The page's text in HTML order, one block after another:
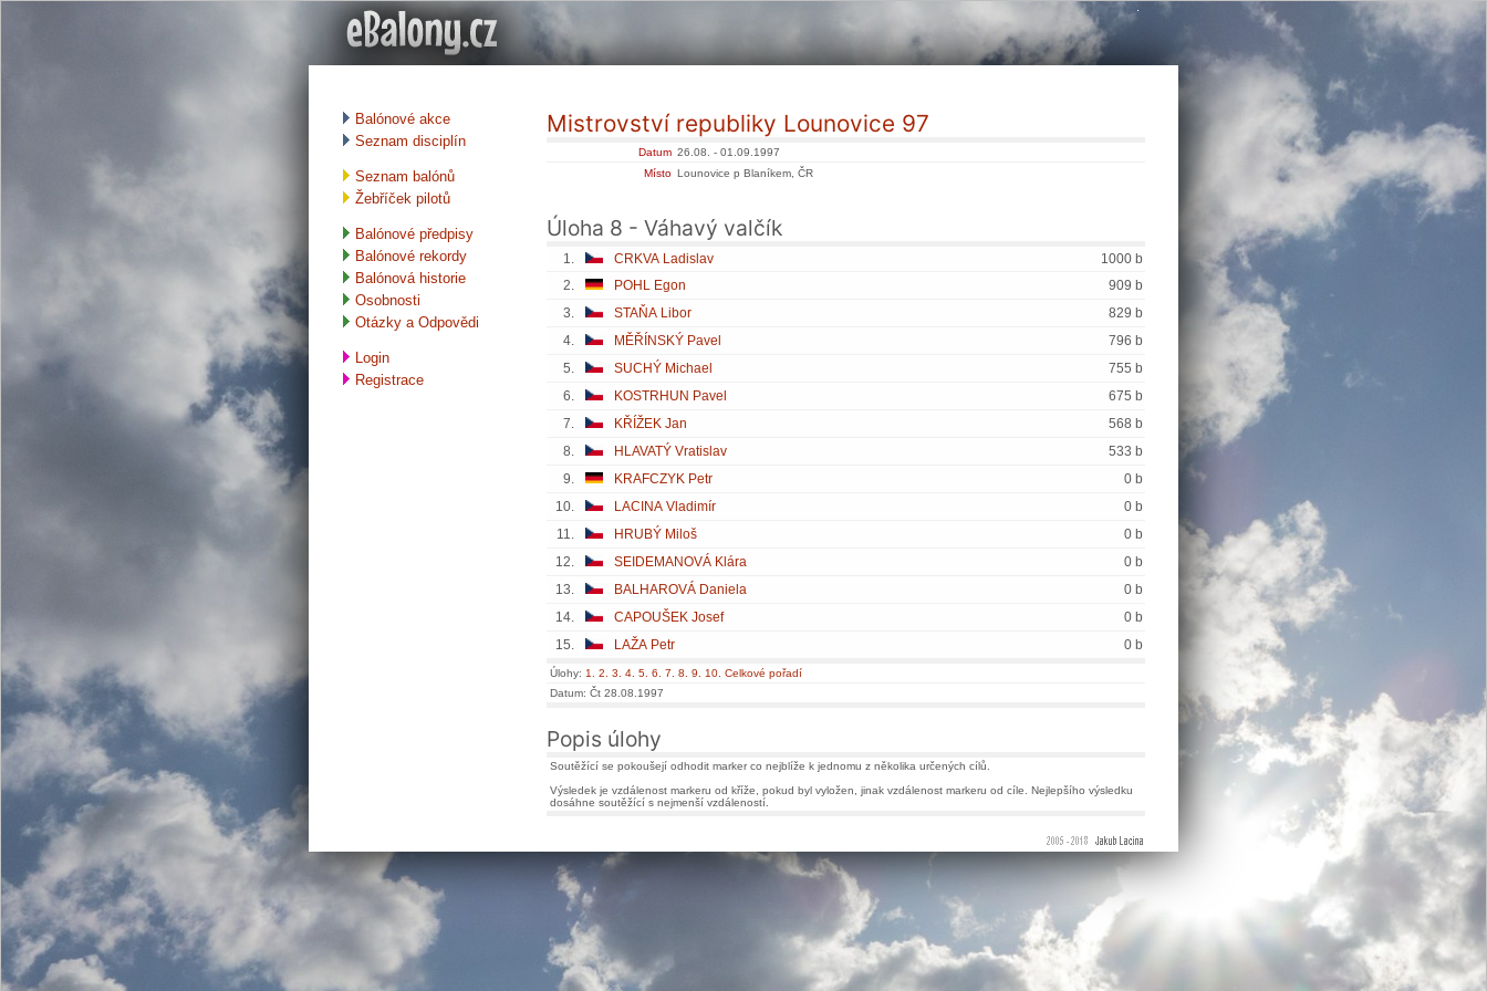
Balónové akce
Seznam disciplín
Seznam balónů
Žebříček pilotů
Balónové předpisy
Balónové rekordy
Balónová historie
Osobnosti
Otázky a Odpovědi
Login
Registrace
Mistrovství republiky Lounovice 97
Datum 26.08. - 01.09.1997
Místo Lounovice p Blaníkem, ČR
Úloha 8 - Váhavý valčík
1. CRKVA Ladislav
1000 b
2.
POHL Egon
909 b
3.
STAŇA Libor
829 b
4.
MĚŘÍNSKÝ Pavel
796 b
5.
SUCHÝ Michael
755 b
6.
KOSTRHUN Pavel
675 b
7.
KŘÍŽEK Jan
568 b
8.
HLAVATÝ Vratislav
533 b
9.
KRAFCZYK Petr
0 b
10.
LACINA Vladimír
0 b
11.
HRUBÝ Miloš
0 b
12.
SEIDEMANOVÁ Klára
0 b
13.
BALHAROVÁ Daniela
0 b
14.
CAPOUŠEK Josef
0 b
15.
LAŽA Petr 0 b
Úlohy: 1. 2. 3. 4. 5. 6. 7. 8. 9. 10. Celkové pořadí
Datum: Čt 28.08.1997
Popis úlohy
Soutěžící se pokoušejí odhodit marker co nejblíže k jednomu z několika určených cílů.
Výsledek je vzdálenost markeru od kříže, pokud byl vyložen, jinak vzdálenost markeru od cíle. Nejlepšího výsledku
dosáhne soutěžící s nejmenší vzdáleností.